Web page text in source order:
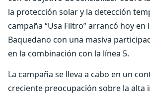
la protección solar y la detección
campaña “Usa Filtro” arrancó hoy en
Baquedano con una masiva
en la combinación con la línea 5.
La campaña se lleva a cabo en un
creciente preocupación sobre la alta